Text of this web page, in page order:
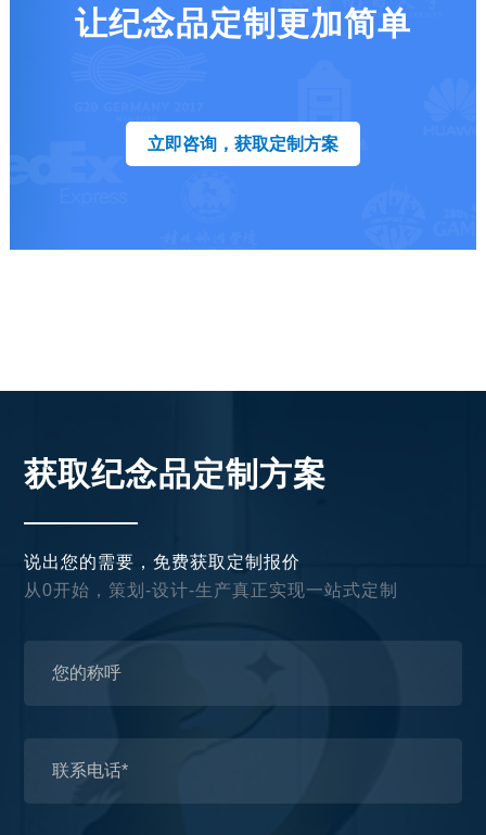
让纪念品定制更加简单
立即咨询，获取定制方案
获取纪念品定制方案
说出您的需要，免费获取定制报价
从0开始，策划-设计-生产真正实现一站式定制